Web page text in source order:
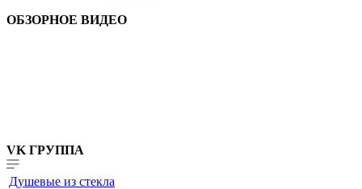
ОБЗОРНОЕ ВИДЕО
VK ГРУППА
Душевые из стекла